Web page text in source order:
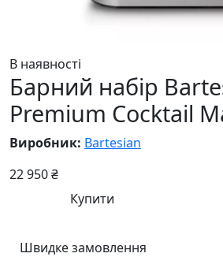
В наявності
Барний набір
Premium Cocktail
Виробник: Bartesian
22 950 ₴
Купити
Швидке замовлення